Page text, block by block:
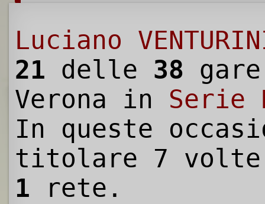
Luciano
21 delle 38
Verona in Serie
In queste
titolare 7 volte
1 rete.